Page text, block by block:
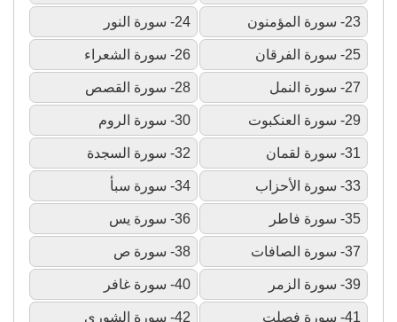
23- سورة المؤمنون 24- سورة النور
25- سورة الفرقان 26- سورة الشعراء
27- سورة النمل 28- سورة القصص
29- سورة العنكبوت 30- سورة الروم
31- سورة لقمان 32- سورة السجدة
33- سورة الأحزاب 34- سورة سبأ
35- سورة فاطر 36- سورة يس
37- سورة الصافات 38- سورة ص
39- سورة الزمر 40- سورة غافر
41- سورة فصلت 42- سورة الشورى